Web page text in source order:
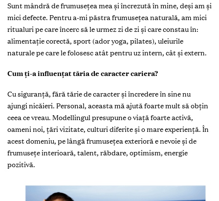
Sunt mândră de frumusețea mea și încrezută în mine, deși am și
mici defecte. Pentru a-mi păstra frumusețea naturală, am mici
ritualuri pe care încerc să le urmez zi de zi și care constau în:
alimentație corectă, sport (ador yoga, pilates), uleiurile
naturale pe care le folosesc atât pentru uz intern, cât și extern.
Cum ți-a influențat tăria de caracter cariera?
Cu siguranță, fără tărie de caracter și încredere în sine nu
ajungi nicăieri. Personal, aceasta mă ajută foarte mult să obțin
ceea ce vreau. Modellingul presupune o viață foarte activă,
oameni noi, țări vizitate, culturi diferite și o mare experiență. În
acest domeniu, pe lângă frumusețea exterioră e nevoie și de
frumusețe interioară, talent, răbdare, optimism, energie
pozitivă.